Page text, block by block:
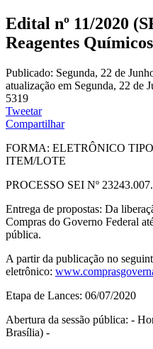
Edital nº 11/2020
Reagentes
Publicado: Segunda, 22 de
atualização em Segunda, 22 de
5319
Tweetar
Compartilhar
FORMA: ELETRÔNICO
ITEM/LOTE
PROCESSO SEI Nº
Entrega de propostas: Da
Compras do Governo Federal
pública.
A partir da publicação no
eletrônico:
Etapa de Lances: 06/07/2020
Abertura da sessão pública: -
Brasília) -